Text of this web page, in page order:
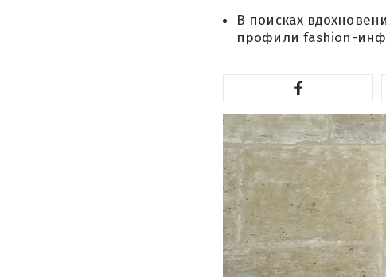
В поисках
профили fashion-